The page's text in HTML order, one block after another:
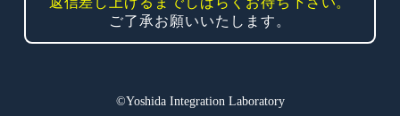
ご了承お願いいたします。
©Yoshida Integration Laboratory